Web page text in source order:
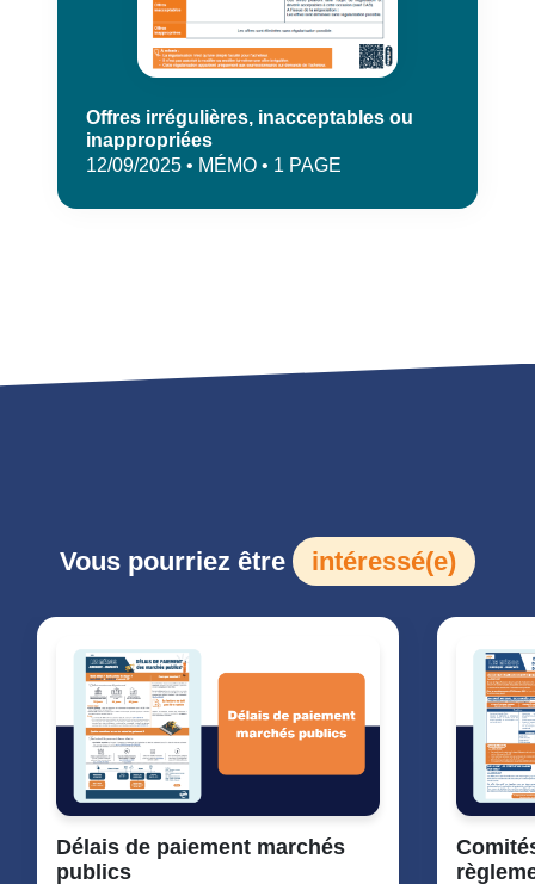
Offres irrégulières, inacceptables ou
inappropriées
12/09/2025 • MÉMO • 1 PAGE
Vous pourriez être intéressé(e)
Délais de paiement marchés
publics